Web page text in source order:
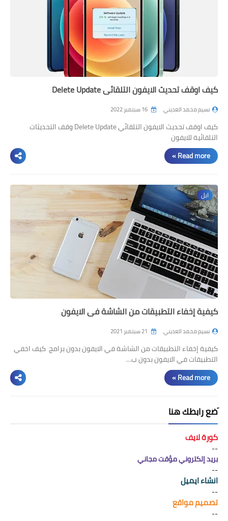
كيف اوقف تحديث الايفون التلقائي Delete Update
نسيم محمد العديني
كيف اوقف تحديث الايفون التلقائي Delete Update وقف التحديثات
التلقائية للايفون
Read more »
ابل
كيفية إخفاء التطبيقات من الشاشة في الايفون
نسيم محمد العديني
كيفية إخفاء التطبيقات من الشاشة في الايفون بدون برامج كيف اخفي
التطبيقات في الايفون بدون ب…
Read more »
َضع رابطك هنا
كورة لايف
--
بريد إلكتروني مؤقت مجاني
--
انشاء ايميل
--
تصميم مواقع
--